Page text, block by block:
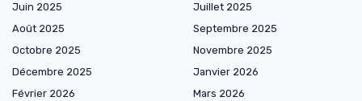
Juin 2025
Juillet 2025
Août 2025
Septembre 2025
Octobre 2025
Novembre 2025
Décembre 2025
Janvier 2026
Février 2026
Mars 2026